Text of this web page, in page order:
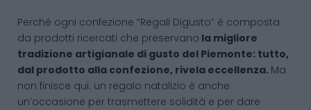
Perché ogni confezione “Regali Digusto” è composta
da prodotti ricercati che preservano la migliore
tradizione artigianale di gusto del Piemonte: tutto,
dal prodotto alla confezione, rivela eccellenza. Ma
non finisce qui: un regalo natalizio è anche
un’occasione per trasmettere solidità e per dare